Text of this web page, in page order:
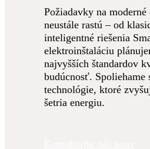
Požiadavky na
neustále rastú – od
inteligentné riešenia
elektroinštaláciu
najvyšších štandardov
budúcnosť. Spoliehame
technológie, ktoré
šetria energiu.